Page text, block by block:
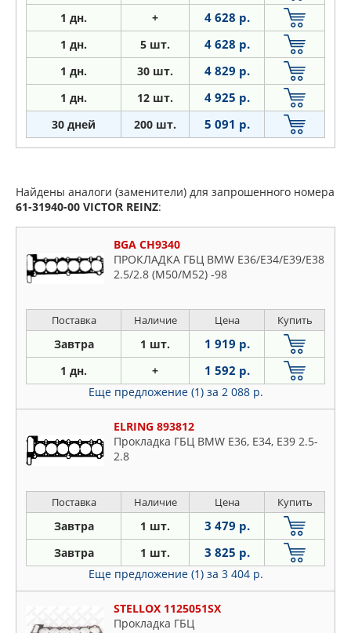
1 дн. + 4 628 р.
1 дн. 5 шт. 4 628 р.
1 дн. 30 шт. 4 829 р.
1 дн. 12 шт. 4 925 р.
30 дней 200 шт. 5 091 р.
Найдены аналоги (заменители) для запрошенного номера
61-31940-00 VICTOR REINZ:
BGA CH9340
ПРОКЛАДКА ГБЦ BMW E36/E34/E39/E38
2.5/2.8 (M50/M52) -98
Поставка Наличие Цена Купить
Завтра 1 шт. 1 919 р.
1 дн. + 1 592 р.
Еще предложение (1) за 2 088 р.
ELRING 893812
Прокладка ГБЦ BMW E36, E34, E39 2.5-
2.8
Поставка Наличие Цена Купить
Завтра 1 шт. 3 479 р.
Завтра 1 шт. 3 825 р.
Еще предложение (1) за 3 404 р.
STELLOX 1125051SX
Прокладка ГБЦ